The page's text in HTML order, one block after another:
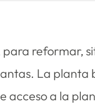
reformar,
La planta
acceso a la